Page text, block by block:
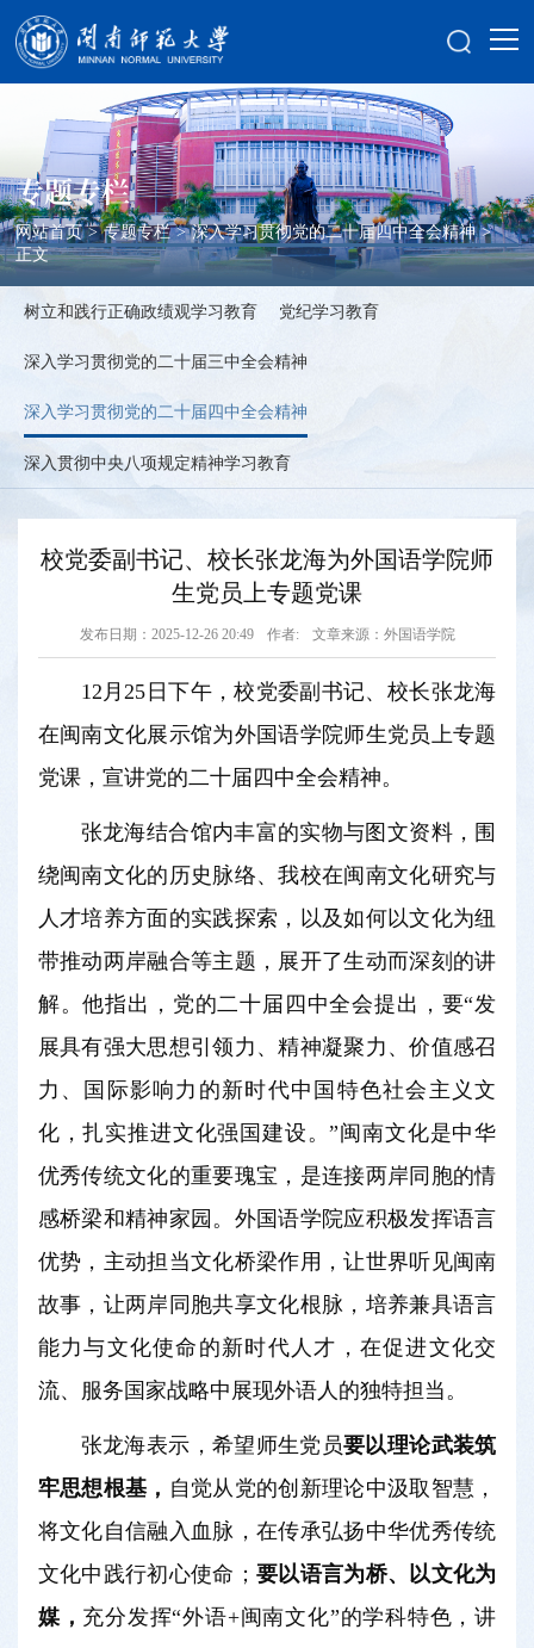
专题专栏
网站首页 > 专题专栏 > 深入学习贯彻党的二十届四中全会精神 >
正文
树立和践行正确政绩观学习教育 党纪学习教育
深入学习贯彻党的二十届三中全会精神
深入学习贯彻党的二十届四中全会精神
深入贯彻中央八项规定精神学习教育
校党委副书记、校长张龙海为外国语学院师
生党员上专题党课
发布日期：2025-12-26 20:49 作者: 文章来源：外国语学院
12月25日下午，校党委副书记、校长张龙海
在闽南文化展示馆为外国语学院师生党员上专题
党课，宣讲党的二十届四中全会精神。
张龙海结合馆内丰富的实物与图文资料，围
绕闽南文化的历史脉络、我校在闽南文化研究与
人才培养方面的实践探索，以及如何以文化为纽
带推动两岸融合等主题，展开了生动而深刻的讲
解。他指出，党的二十届四中全会提出，要“发
展具有强大思想引领力、精神凝聚力、价值感召
力、国际影响力的新时代中国特色社会主义文
化，扎实推进文化强国建设。”闽南文化是中华
优秀传统文化的重要瑰宝，是连接两岸同胞的情
感桥梁和精神家园。外国语学院应积极发挥语言
优势，主动担当文化桥梁作用，让世界听见闽南
故事，让两岸同胞共享文化根脉，培养兼具语言
能力与文化使命的新时代人才，在促进文化交
流、服务国家战略中展现外语人的独特担当。
张龙海表示，希望师生党员要以理论武装筑
牢思想根基， 自觉从党的创新理论中汲取智慧，
将文化自信融入血脉，在传承弘扬中华优秀传统
文化中践行初心使命； 要以语言为桥、以文化为
媒， 充分发挥“外语+闽南文化”的学科特色，讲